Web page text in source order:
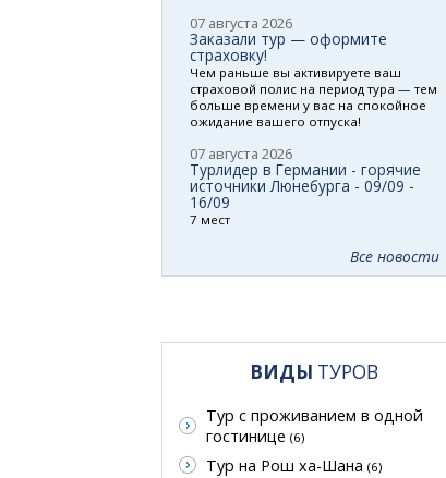
07 августа 2026
Заказали тур — оформите
страховку!
Чем раньше вы активируете ваш
страховой полис на период тура — тем
больше времени у вас на спокойное
ожидание вашего отпуска!
07 августа 2026
Турлидер в Германии - горячие
источники Люнебурга - 09/09 -
16/09
7 мест
Все новости
ВИДЫ ТУРОВ
Тур с проживанием в одной
гостинице (6)
Тур на Рош ха-Шана (6)